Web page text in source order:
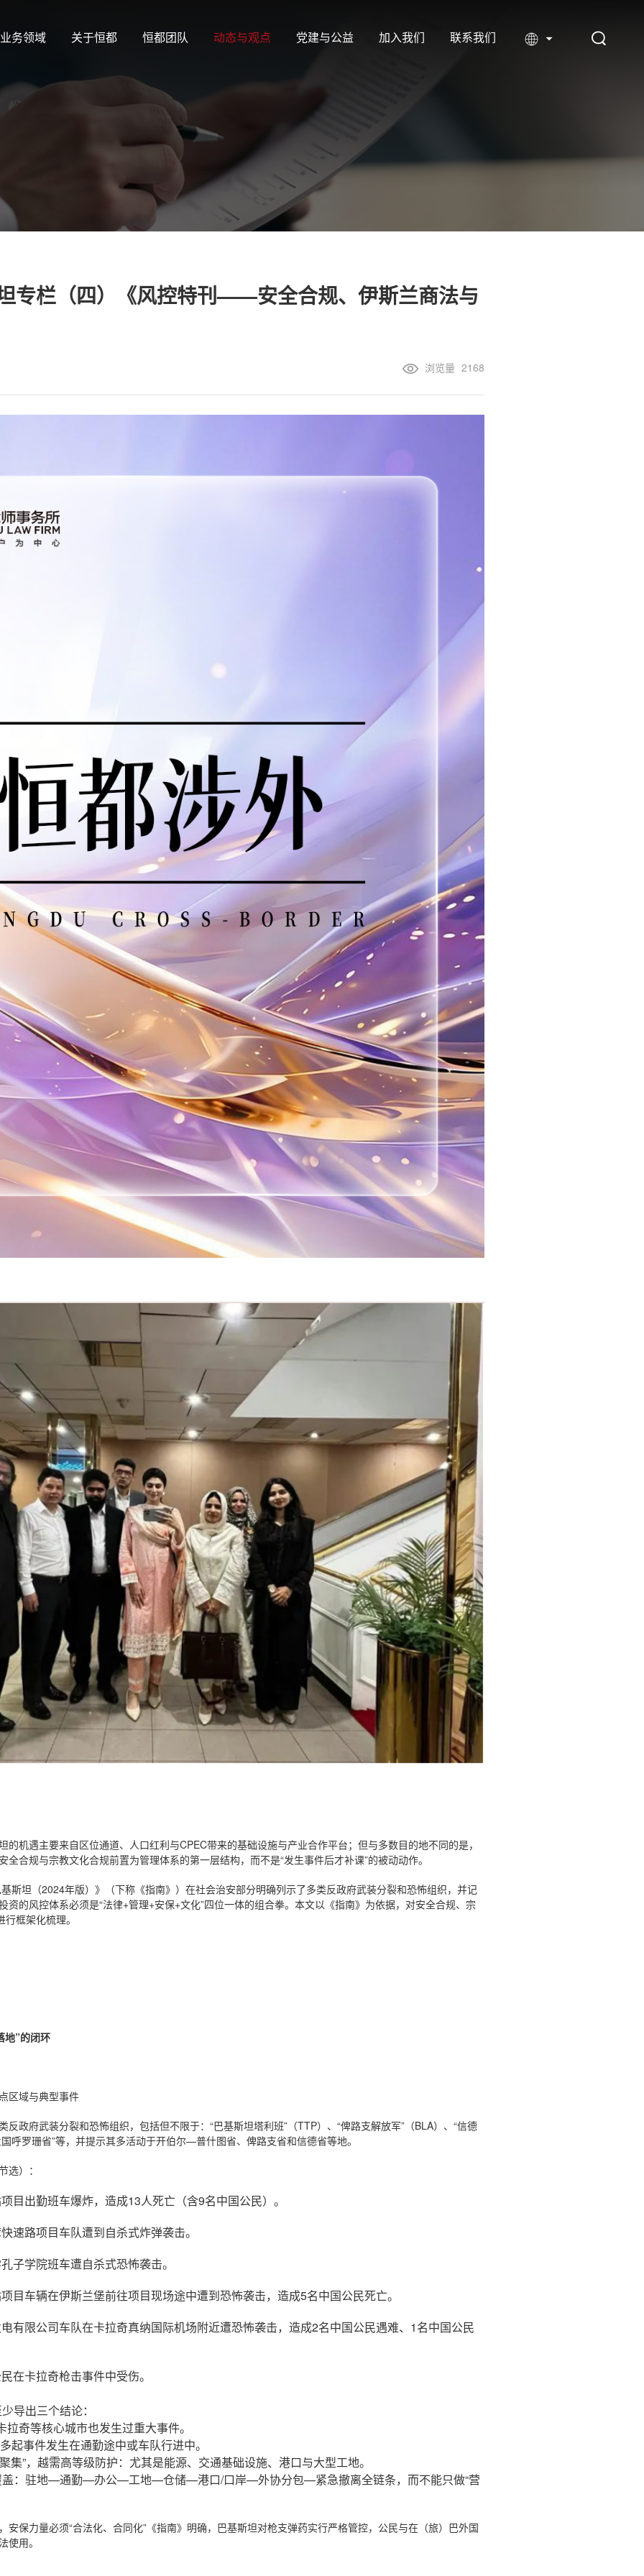
业务领域 关于恒都 恒都团队 动态与观点 党建与公益 加入我们 联系我们
专栏（四）《风控特刊——安全合规、伊斯兰商法与
浏览量 2168
的机遇主要来自区位通道、人口红利与CPEC带来的基础设施与产业合作平台；但与多数目的地不同的是，
合规与宗教文化合规前置为管理体系的第一层结构，而不是“发生事件后才补课”的被动动作。
斯坦（2024年版）》（下称《指南》）在社会治安部分明确列示了多类反政府武装分裂和恐怖组织，并记
资的风控体系必须是“法律+管理+安保+文化”四位一体的组合拳。本文以《指南》为依据，对安全合规、宗
框架化梳理。
地”的闭环
区域与典型事件
政府武装分裂和恐怖组织，包括但不限于：“巴基斯坦塔利班”（TTP）、“俾路支解放军”（BLA）、“信德
呼罗珊省”等，并提示其多活动于开伯尔—普什图省、俾路支省和信德省等地。
选）：
目出勤班车爆炸，造成13人死亡（含9名中国公民）。
速路项目车队遭到自杀式炸弹袭击。
子学院班车遭自杀式恐怖袭击。
目车辆在伊斯兰堡前往项目现场途中遭到恐怖袭击，造成5名中国公民死亡。
有限公司车队在卡拉奇真纳国际机场附近遭恐怖袭击，造成2名中国公民遇难、1名中国公民
在卡拉奇枪击事件中受伤。
导出三个结论：
拉奇等核心城市也发生过重大事件。
起事件发生在通勤途中或车队行进中。
集”，越需高等级防护：尤其是能源、交通基础设施、港口与大型工地。
盖：驻地—通勤—办公—工地—仓储—港口/口岸—外协分包—紧急撤离全链条，而不能只做“营
安保力量必须“合法化、合同化”《指南》明确，巴基斯坦对枪支弹药实行严格管控，公民与在（旅）巴外国
使用。